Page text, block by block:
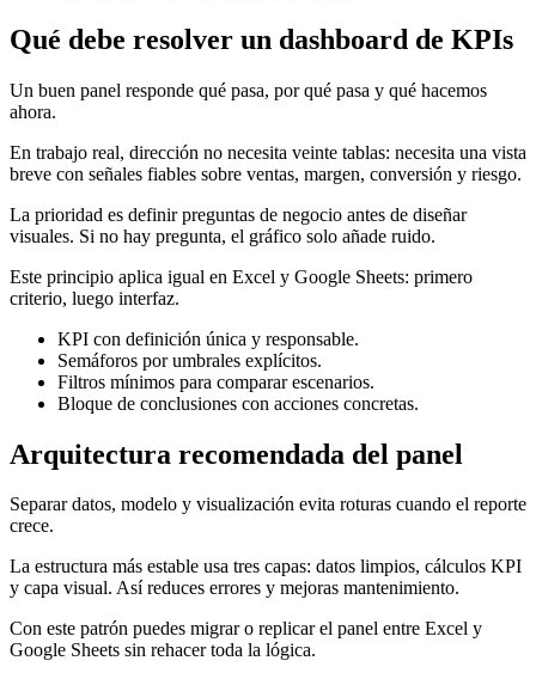
Qué debe resolver un dashboard de KPIs
Un buen panel responde qué pasa, por qué pasa y qué hacemos
ahora.
En trabajo real, dirección no necesita veinte tablas: necesita una vista
breve con señales fiables sobre ventas, margen, conversión y riesgo.
La prioridad es definir preguntas de negocio antes de diseñar
visuales. Si no hay pregunta, el gráfico solo añade ruido.
Este principio aplica igual en Excel y Google Sheets: primero
criterio, luego interfaz.
KPI con definición única y responsable.
Semáforos por umbrales explícitos.
Filtros mínimos para comparar escenarios.
Bloque de conclusiones con acciones concretas.
Arquitectura recomendada del panel
Separar datos, modelo y visualización evita roturas cuando el reporte
crece.
La estructura más estable usa tres capas: datos limpios, cálculos KPI
y capa visual. Así reduces errores y mejoras mantenimiento.
Con este patrón puedes migrar o replicar el panel entre Excel y
Google Sheets sin rehacer toda la lógica.